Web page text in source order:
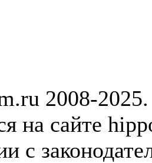
2008-
на сайте
с